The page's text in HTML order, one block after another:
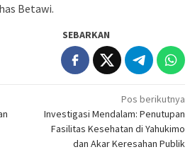
Betawi.
SEBARKAN
Pos berikutnya
Investigasi Mendalam: Penutupan
Fasilitas Kesehatan di Yahukimo
dan Akar Keresahan Publik